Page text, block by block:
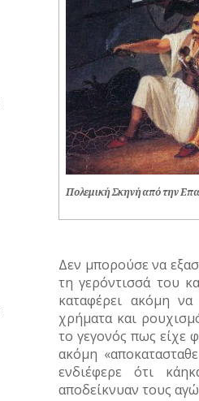
Πολεμική Σκηνή από την
Δεν μπορούσε να
τη γερόντισσά του
καταφέρει ακόμη
χρήματα και
το γεγονός πως είχε
ακόμη
ενδιέφερε ότι
αποδείκνυαν τους